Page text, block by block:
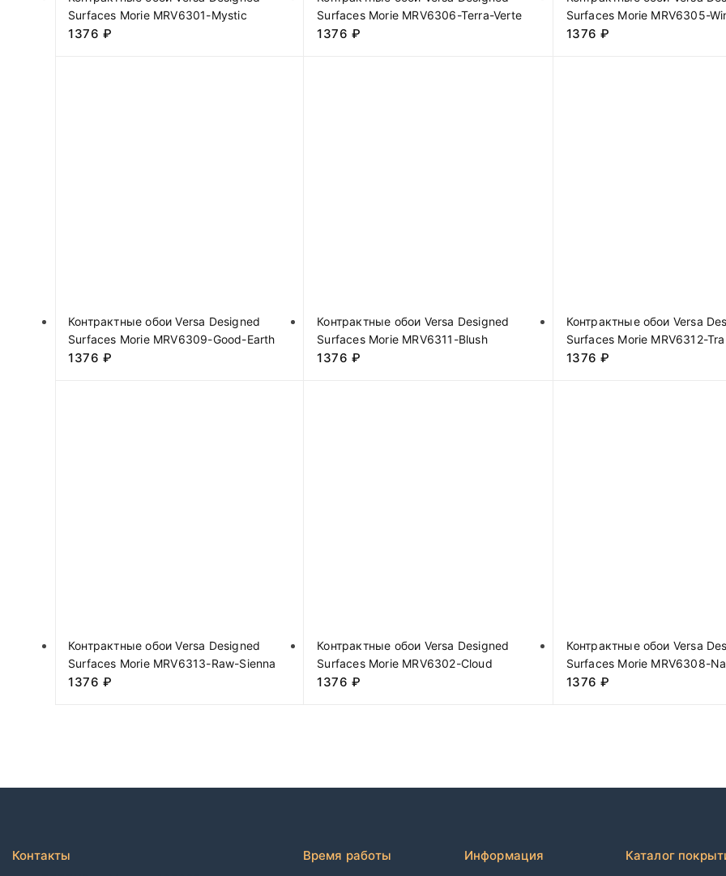
Surfaces Morie MRV6301-Mystic
1376 ₽
Surfaces Morie MRV6306-Terra-Verte
1376 ₽
Surfaces Morie MRV6305-
1376 ₽
Контрактные обои Versa Designed
Surfaces Morie MRV6309-Good-Earth
1376 ₽
Контрактные обои Versa Designed
Surfaces Morie MRV6311-Blush
1376 ₽
Контрактные обои Versa
Surfaces Morie MRV6312-
1376 ₽
Контрактные обои Versa Designed
Surfaces Morie MRV6313-Raw-Sienna
1376 ₽
Контрактные обои Versa Designed
Surfaces Morie MRV6302-Cloud
1376 ₽
Контрактные обои Versa
Surfaces Morie MRV6308-
1376 ₽
Контакты Время работы Информация Каталог